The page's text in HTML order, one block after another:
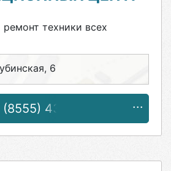
техники всех
6
43-78-27